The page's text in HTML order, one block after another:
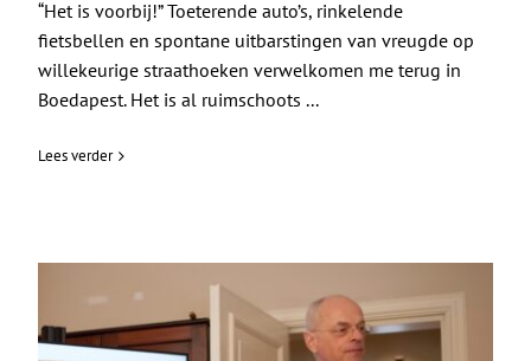
“Het is voorbij!” Toeterende auto’s, rinkelende
fietsbellen en spontane uitbarstingen van vreugde op
willekeurige straathoeken verwelkomen me terug in
Boedapest. Het is al ruimschoots ...
Lees verder